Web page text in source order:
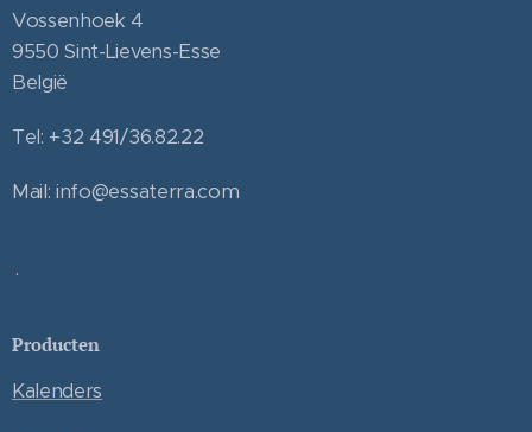
Vossenhoek 4
9550 Sint-Lievens-Esse
België
Tel: +32 491/36.82.22
Mail: info@essaterra.com
.
Producten
Kalenders